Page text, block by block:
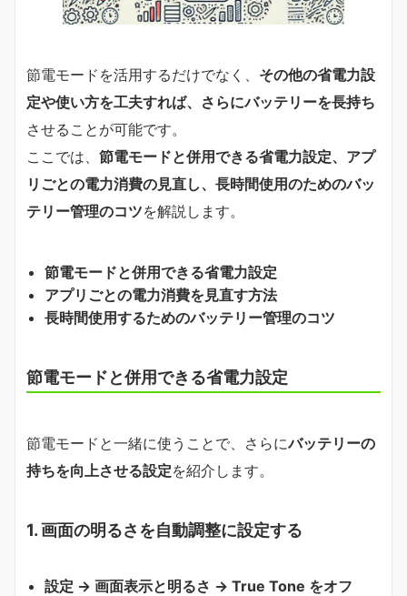
節電モードを活用するだけでなく、 その他の省電力設
定や使い方を工夫すれば、さらにバッテリーを長持ち
させることが可能です。
ここでは、 節電モードと併用できる省電力設定、アプ
リごとの電力消費の見直し、長時間使用のためのバッ
テリー管理のコツを解説します。
節電モードと併用できる省電力設定
アプリごとの電力消費を見直す方法
長時間使用するためのバッテリー管理のコツ
節電モードと併用できる省電力設定
節電モードと一緒に使うことで、さらにバッテリーの
持ちを向上させる設定を紹介します。
1.画面の明るさを自動調整に設定する
設定 → 画面表示と明るさ → True Tone をオフ